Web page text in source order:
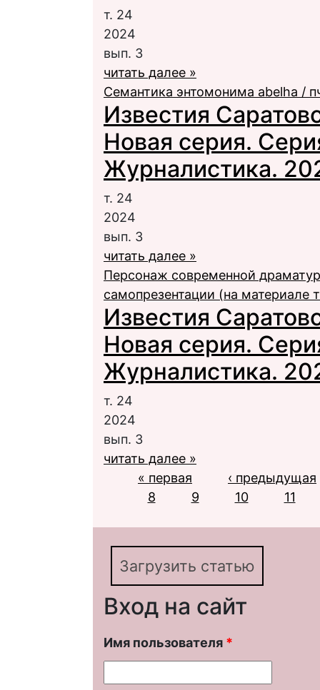
т. 24
2024
вып. 3
читать далее »
Семантика энтомонима abelha /
Известия
Новая серия.
Журналистика.
т. 24
2024
вып. 3
читать далее »
Персонаж современной
самопрезентации (на материале
Известия
Новая серия.
Журналистика.
т. 24
2024
вып. 3
читать далее »
Страницы
« первая
‹ предыдущая
8
9 10 11
Загрузить статью
Вход на сайт
Имя пользователя *